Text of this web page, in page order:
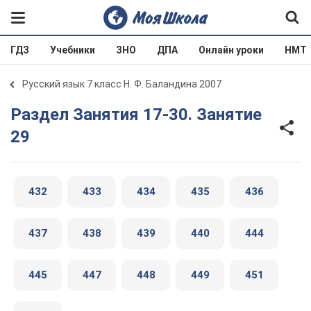
ГДЗ Учебники ЗНО ДПА Онлайн уроки НМТ
Русский язык 7 класс Н. Ф. Баландина 2007
Раздел Занятия 17-30. Занятие
29
432 433 434 435 436
437 438 439 440 444
445 447 448 449 451